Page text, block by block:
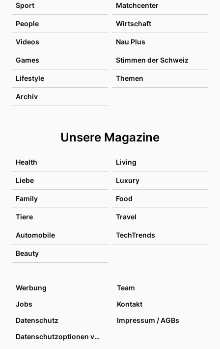
Sport Matchcenter
People Wirtschaft
Videos Nau Plus
Games Stimmen der Schweiz
Lifestyle Themen
Archiv
Unsere Magazine
Health Living
Liebe Luxury
Family Food
Tiere Travel
Automobile TechTrends
Beauty
Werbung
Team
Jobs
Kontakt
Datenschutz
Impressum / AGBs
Datenschutzoptionen verwalten